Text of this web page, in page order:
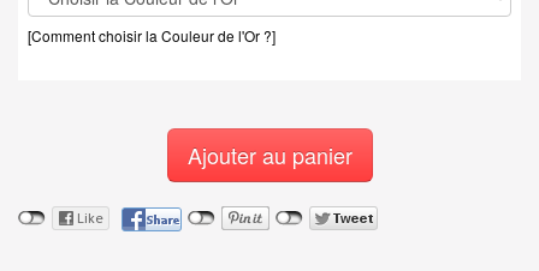
[Comment choisir la Couleur de l'Or ?]
Ajouter au panier